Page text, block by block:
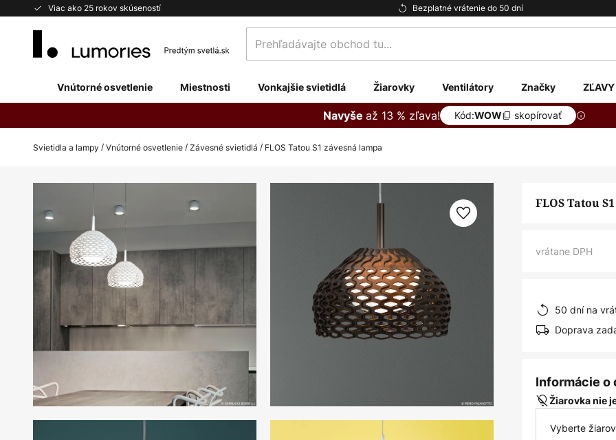
Viac ako 25 rokov skúseností Bezplatné vrátenie do 50 dní
Skip
Prehľadávajte
obchod
Vnútorné osvetlenie Miestnosti Vonkajšie svietidlá Žiarovky Ventilátory Značky ZĽAVY
Navyše až 13 % zľava! Kód:WOW skopírovať
Svietidla a lampy Vnútorné osvetlenie Závesné svietidlá FLOS Tatou S1 závesná lampa
na
koniec
obrázkov
FLOS Tatou
vrátane DPH
50 dní na
Doprava
Informácie o
Žiarovka nie
Vyberte